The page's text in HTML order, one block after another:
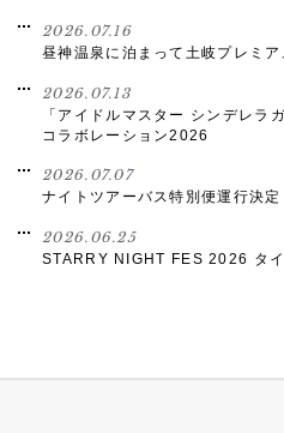
2026.07.16
昼神温泉に泊まって土岐プレミア
2026.07.13
「アイドルマスター シンデレ
コラボレーション2026
2026.07.07
ナイトツアーバス特別便運行決定
2026.06.25
STARRY NIGHT FES 2026 タ